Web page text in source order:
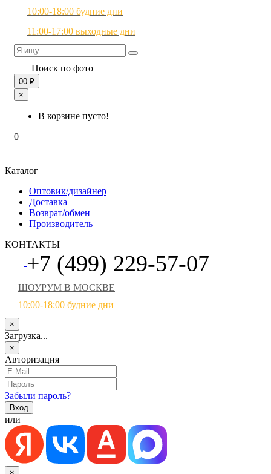
10:00-18:00 будние дни
11:00-17:00 выходные дни
Поиск по фото
00 ₽
×
В корзине пусто!
0
Каталог
Оптовик/дизайнер
Доставка
Возврат/обмен
Производитель
КОНТАКТЫ
+7 (499) 229-57-07
ШОУРУМ В МОСКВЕ
10:00-18:00 будние дни
×
Загрузка...
×
Авторизация
Забыли пароль?
или